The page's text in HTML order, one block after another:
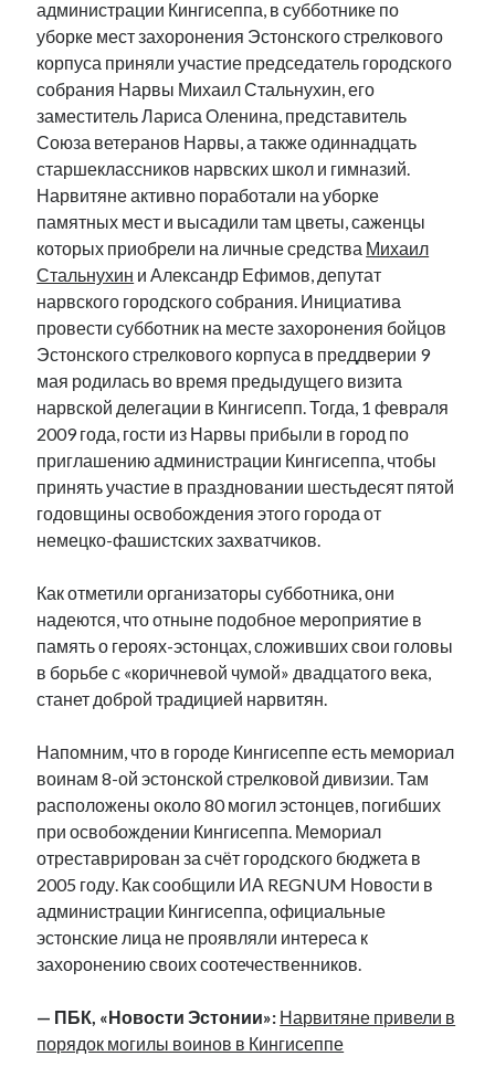
администрации Кингисеппа, в субботнике по
уборке мест захоронения Эстонского стрелкового
корпуса приняли участие председатель городского
собрания Нарвы Михаил Стальнухин, его
заместитель Лариса Оленина, представитель
Союза ветеранов Нарвы, а также одиннадцать
старшеклассников нарвских школ и гимназий.
Нарвитяне активно поработали на уборке
памятных мест и высадили там цветы, саженцы
которых приобрели на личные средства Михаил
Стальнухин и Александр Ефимов, депутат
нарвского городского собрания. Инициатива
провести субботник на месте захоронения бойцов
Эстонского стрелкового корпуса в преддверии 9
мая родилась во время предыдущего визита
нарвской делегации в Кингисепп. Тогда, 1 февраля
2009 года, гости из Нарвы прибыли в город по
приглашению администрации Кингисеппа, чтобы
принять участие в праздновании шестьдесят пятой
годовщины освобождения этого города от
немецко-фашистских захватчиков.
Как отметили организаторы субботника, они
надеются, что отныне подобное мероприятие в
память о героях-эстонцах, сложивших свои головы
в борьбе с «коричневой чумой» двадцатого века,
станет доброй традицией нарвитян.
Напомним, что в городе Кингисеппе есть мемориал
воинам 8-ой эстонской стрелковой дивизии. Там
расположены около 80 могил эстонцев, погибших
при освобождении Кингисеппа. Мемориал
отреставрирован за счёт городского бюджета в
2005 году. Как сообщили ИА REGNUM Новости в
администрации Кингисеппа, официальные
эстонские лица не проявляли интереса к
захоронению своих соотечественников.
— ПБК, «Новости Эстонии»: Нарвитяне привели в
порядок могилы воинов в Кингисеппе